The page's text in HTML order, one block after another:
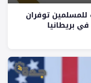
توفران